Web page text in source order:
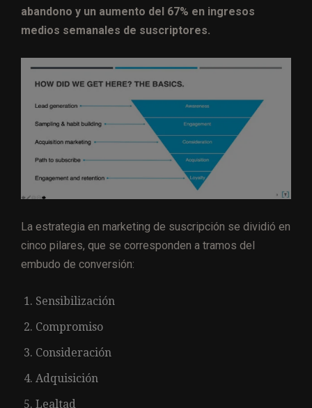
abandono y un aumento del 67% en ingresos
medios semanales de suscriptores.
La estrategia en marketing de suscripción se dividió en
cinco pilares, que se corresponden a tramos del
embudo de conversión:
Sensibilización
Compromiso
Consideración
Adquisición
Lealtad